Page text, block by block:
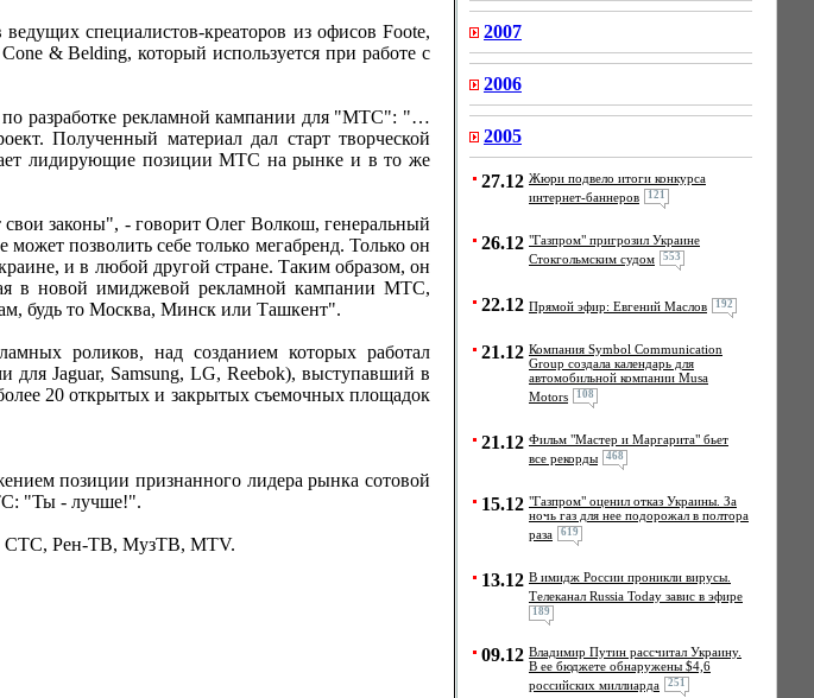
специалистов-креаторов из офисов Foote,
& Belding, который используется при работе с
по разработке рекламной кампании для "МТС": "…
Полученный материал дал старт творческой
лидирующие позиции МТС на рынке и в то же
законы", - говорит Олег Волкош, генеральный
позволить себе только мегабренд. Только он
и в любой другой стране. Таким образом, он
в новой имиджевой рекламной кампании МТС,
будь то Москва, Минск или Ташкент".
роликов, над созданием которых работал
Jaguar, Samsung, LG, Reebok), выступавший в
20 открытых и закрытых съемочных площадок
позиции признанного лидера рынка сотовой
"Ты - лучше!".
СТС, Рен-ТВ, МузТВ, MTV.
2007
2006
2005
27.12 Жюри подвело итоги конкурса
интернет-баннеров
121
26.12 "Газпром" пригрозил Украине
Стокгольмским судом
553
22.12 Прямой эфир: Евгений Маслов 192
21.12 Компания Symbol Communication
Group создала календарь для
автомобильной компании Musa
Motors
108
21.12 Фильм "Мастер и Маргарита" бьет
все рекорды
468
15.12 "Газпром" оценил отказ Украины. За
ночь газ для нее подорожал в полтора
раза
619
13.12 В имидж России проникли вирусы.
Телеканал Russia Today завис в эфире
189
09.12 Владимир Путин рассчитал Украину.
В ее бюджете обнаружены $4,6
российских миллиарда
251